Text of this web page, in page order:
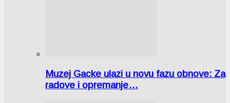
Muzej Gacke ulazi u novu fazu obnove: Za
radove i opremanje…